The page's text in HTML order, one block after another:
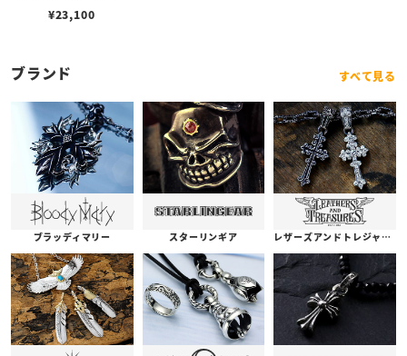
¥23,100
ブランド すべて見る
ブラッディマリー スターリンギア レザーズアンドトレジャーズ